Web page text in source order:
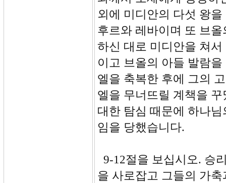
외에 미디안의 다섯 왕
후르와 레바이며 또 브
하신 대로 미디안을 쳐
이고 브올의 아들 발람
엘을 축복한 후에 그의
엘을 무너뜨릴 계책을
대한 탐심 때문에 하나
임을 당했습니다.
9-12절을 보십시오. 승
을 사로잡고 그들의 가